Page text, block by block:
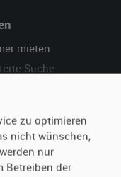
mieten
Suche
Fragen (FAQ)
zu optimieren
nicht wünschen,
nur
Betreiben der